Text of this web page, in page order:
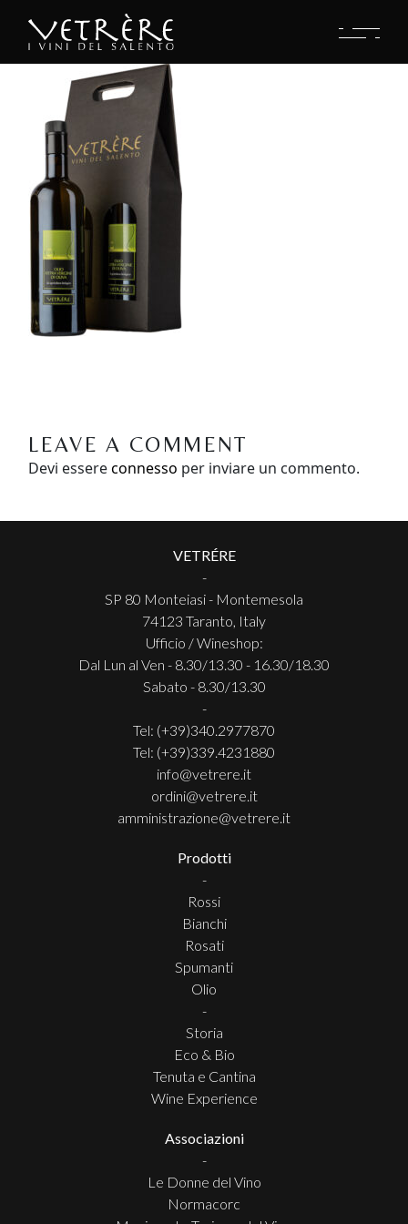
LEAVE A COMMENT
Devi essereconnesso per inviare un commento.
VETRÉRE
-
SP 80 Monteiasi - Montemesola
74123 Taranto, Italy
Ufficio / Wineshop:
Dal Lun al Ven - 8.30/13.30 - 16.30/18.30
Sabato - 8.30/13.30
-
Tel: (+39)340.2977870
Tel: (+39)339.4231880
info@vetrere.it
ordini@vetrere.it
amministrazione@vetrere.it
Prodotti
-
Rossi
Bianchi
Rosati
Spumanti
Olio
-
Storia
Eco & Bio
Tenuta e Cantina
Wine Experience
Associazioni
-
Le Donne del Vino
Normacorc